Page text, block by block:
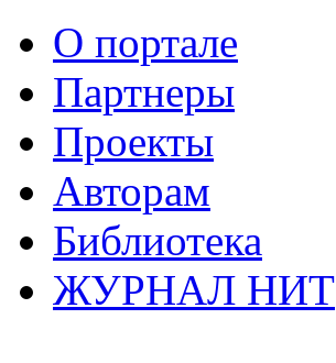
О портале
Партнеры
Проекты
Авторам
Библиотека
ЖУРНАЛ НИТ